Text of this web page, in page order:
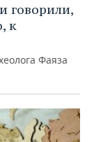
говорили,
к
Фаяза